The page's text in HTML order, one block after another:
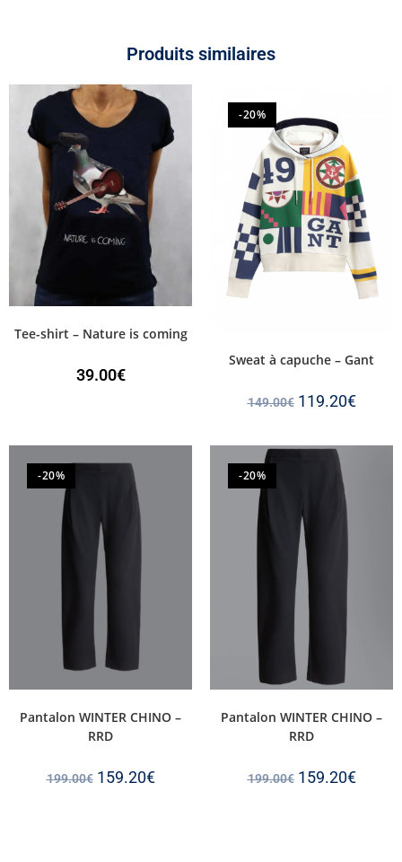
Produits similaires
Tee-shirt – Nature is coming
39.00€
-20%
Sweat à capuche – Gant
149.00€ 119.20€
-20%
Pantalon WINTER CHINO –
RRD
199.00€ 159.20€
-20%
Pantalon WINTER CHINO –
RRD
199.00€ 159.20€